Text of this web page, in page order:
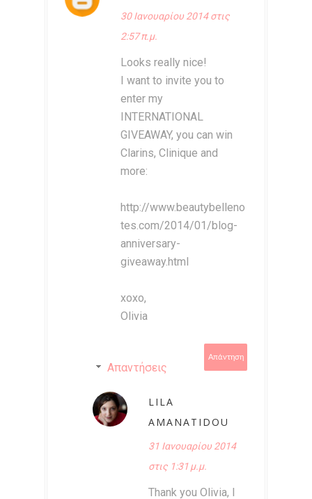
30 Ιανουαρίου 2014 στις
2:57 π.μ.
Looks really nice!
I want to invite you to
enter my
INTERNATIONAL
GIVEAWAY, you can win
Clarins, Clinique and
more:
http://www.beautybelleno
tes.com/2014/01/blog-
anniversary-
giveaway.html
xoxo,
Olivia
Απάντηση
Απαντήσεις
LILA
AMANATIDOU
31 Ιανουαρίου 2014
στις 1:31 μ.μ.
Thank you Olivia, I